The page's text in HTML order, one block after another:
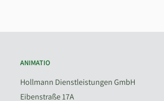
ANIMATIO
Hollmann Dienstleistungen GmbH
Eibenstraße 17A